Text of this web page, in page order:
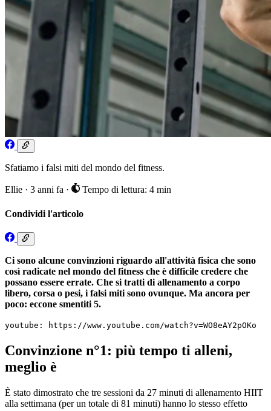
Sfatiamo i falsi miti del mondo del fitness.
Ellie · 3 anni fa · Tempo di lettura: 4 min
Condividi l'articolo
Ci sono alcune convinzioni riguardo all'attività fisica che sono
così radicate nel mondo del fitness che è difficile credere che
possano essere errate. Che si tratti di allenamento a corpo
libero, corsa o pesi, i falsi miti sono ovunque. Ma ancora per
poco: eccone smentiti 5.
youtube: https://www.youtube.com/watch?v=WO8eAY2pOKo
Convinzione n°1: più tempo ti alleni,
meglio è
È stato dimostrato che tre sessioni da 27 minuti di allenamento HIIT
alla settimana (per un totale di 81 minuti) hanno lo stesso effetto